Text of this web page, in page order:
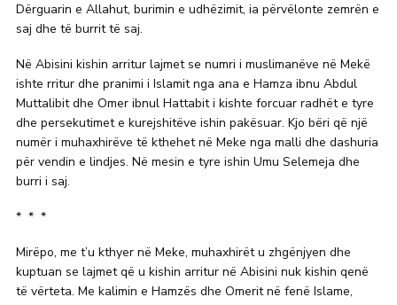
Dërguarin e Allahut, burimin e udhëzimit, ia përvëlonte zemrën e
saj dhe të burrit të saj.
Në Abisini kishin arritur lajmet se numri i muslimanëve në Mekë
ishte rritur dhe pranimi i Islamit nga ana e Hamza ibnu Abdul
Muttalibit dhe Omer ibnul Hattabit i kishte forcuar radhët e tyre
dhe persekutimet e kurejshitëve ishin pakësuar. Kjo bëri që një
numër i muhaxhirëve të kthehet në Meke nga malli dhe dashuria
për vendin e lindjes. Në mesin e tyre ishin Umu Selemeja dhe
burri i saj.
* * *
Mirëpo, me t’u kthyer në Meke, muhaxhirët u zhgënjyen dhe
kuptuan se lajmet që u kishin arritur në Abisini nuk kishin qenë
të vërteta. Me kalimin e Hamzës dhe Omerit në fenë Islame,